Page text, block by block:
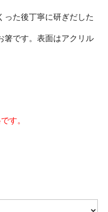
った後丁寧に研ぎだした
箸です。表面はアクリル
す。